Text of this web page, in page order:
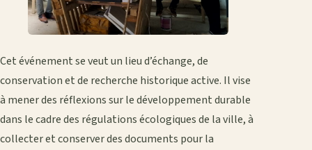
Cet événement se veut un lieu d’échange, de
conservation et de recherche historique active. Il vise
à mener des réflexions sur le développement durable
dans le cadre des régulations écologiques de la ville, à
collecter et conserver des documents pour la